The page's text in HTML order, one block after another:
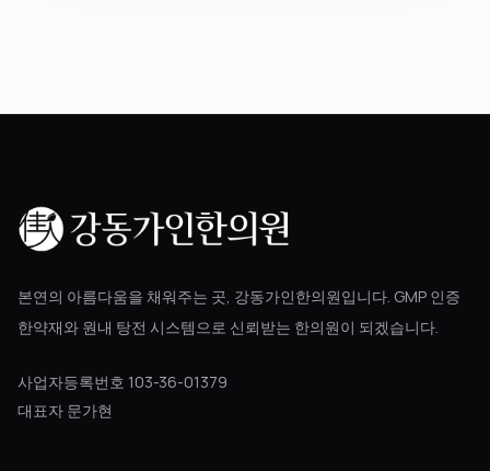
본연의 아름다움을 채워주는 곳, 강동가인한의원입니다. GMP 인증
한약재와 원내 탕전 시스템으로 신뢰받는 한의원이 되겠습니다.
사업자등록번호 103-36-01379
대표자 문가현